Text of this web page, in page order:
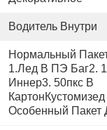
Водитель Внутри
Нормальный
1.лед В ПЭ Баг2.
Иннер3. 50пкс В
КартонКустомизед
Особенный Пакет